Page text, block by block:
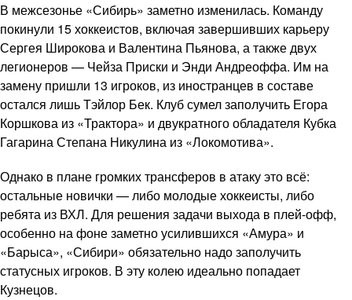
В межсезонье «Сибирь» заметно изменилась. Команду
покинули 15 хоккеистов, включая завершивших карьеру
Сергея Широкова и Валентина Пьянова, а также двух
легионеров — Чейза Приски и Энди Андреоффа. Им на
замену пришли 13 игроков, из иностранцев в составе
остался лишь Тэйлор Бек. Клуб сумел заполучить Егора
Коршкова из «Трактора» и двукратного обладателя Кубка
Гагарина Степана Никулина из «Локомотива».
Однако в плане громких трансферов в атаку это всё:
остальные новички — либо молодые хоккеисты, либо
ребята из ВХЛ. Для решения задачи выхода в плей-офф,
особенно на фоне заметно усилившихся «Амура» и
«Барыса», «Сибири» обязательно надо заполучить
статусных игроков. В эту колею идеально попадает
Кузнецов.